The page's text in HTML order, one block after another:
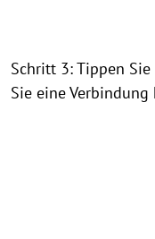
Schritt 3: Tippen
Sie eine